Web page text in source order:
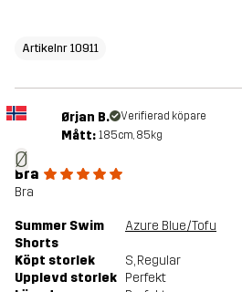
Artikelnr 10911
Ø
Ørjan B. Verifierad köpare
Mått: 185cm, 85kg
Bra
Bra
Summer Swim
Shorts
Azure Blue/Tofu
Köpt storlek S, Regular
Upplevd storlek Perfekt